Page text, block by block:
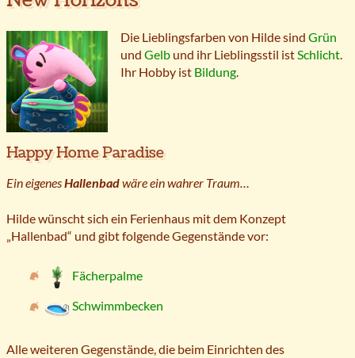
Die Lieblingsfarben von Hilde sind Grün
und Gelb und ihr Lieblingsstil istSchlicht.
Ihr Hobby ist Bildung.
Happy Home Paradise
Ein eigenesHallenbadwäre ein wahrer Traum…
Hilde wünscht sich ein Ferienhaus mit dem Konzept
„Hallenbad“ und gibt folgende Gegenstände vor:
Fächerpalme
Schwimmbecken
Alle weiteren Gegenstände, die beim Einrichten des